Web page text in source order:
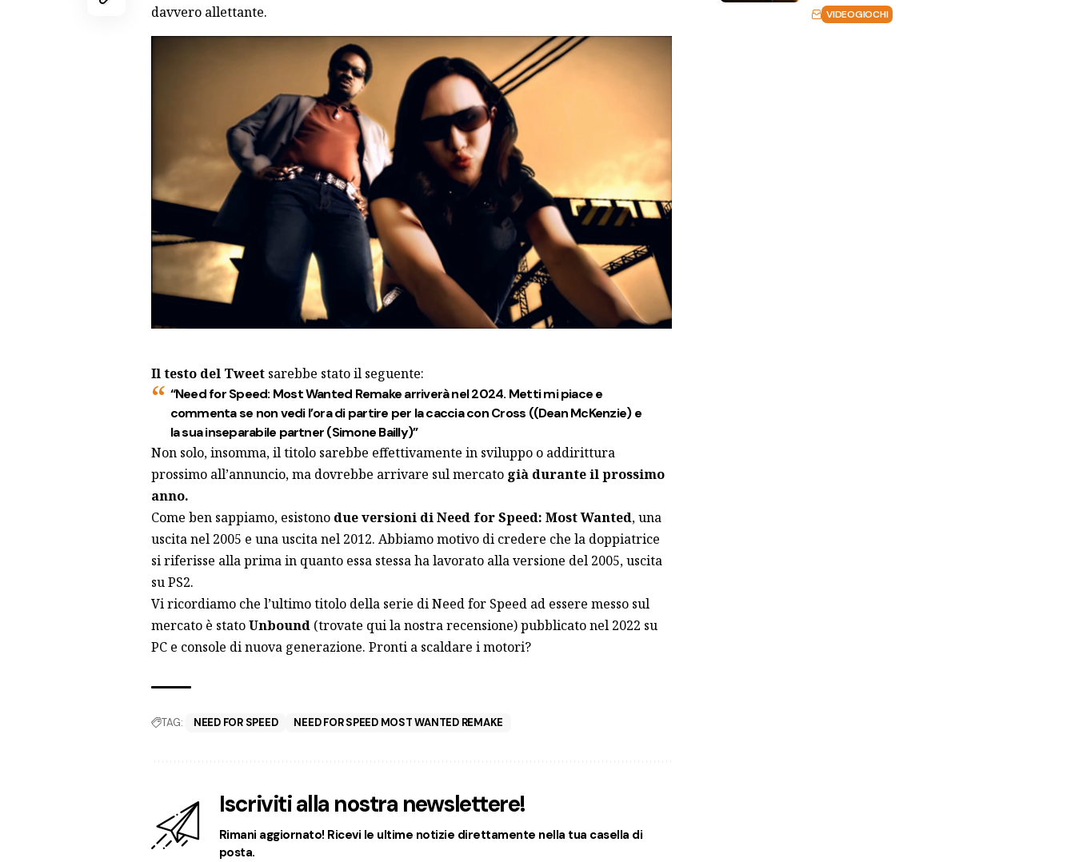
davvero allettante.
Il testo del Tweetsarebbe stato il seguente:
“Need for Speed: Most Wanted Remake arriverà nel 2024. Metti mi piace e
commenta se non vedi l’ora di partire per la caccia con Cross ((Dean McKenzie) e
la sua inseparabile partner (Simone Bailly)”
Non solo, insomma, il titolo sarebbe effettivamente in sviluppo o addirittura
prossimo all’annuncio, ma dovrebbe arrivare sul mercato già durante il prossimo
anno.
Come ben sappiamo, esistono due versioni di Need for Speed: Most Wanted, una
uscita nel 2005 e una uscita nel 2012. Abbiamo motivo di credere che la doppiatrice
si riferisse alla prima in quanto essa stessa ha lavorato alla versione del 2005, uscita
su PS2.
Vi ricordiamo che l’ultimo titolo della serie di Need for Speed ad essere messo sul
mercato è statoUnbound(trovate qui la nostra recensione) pubblicato nel 2022 su
PC e console di nuova generazione. Pronti a scaldare i motori?
TAG: NEED FOR SPEED NEED FOR SPEED MOST WANTED REMAKE
Iscriviti alla nostra newslettere!
Rimani aggiornato! Ricevi le ultime notizie direttamente nella tua casella di
posta.
VIDEOGIOCHI